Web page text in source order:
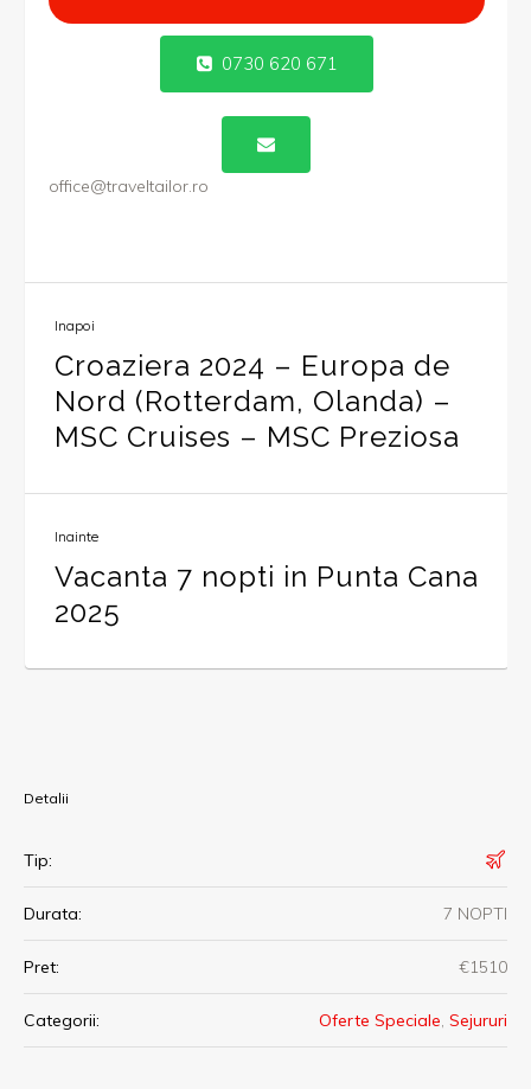
0730 620 671
office@traveltailor.ro
Inapoi
Croaziera 2024 – Europa de
Nord (Rotterdam, Olanda) –
MSC Cruises – MSC Preziosa
Inainte
Vacanta 7 nopti in Punta Cana
2025
Detalii
Tip:
Durata: 7 NOPTI
Pret: €1510
Categorii: Oferte Speciale, Sejururi